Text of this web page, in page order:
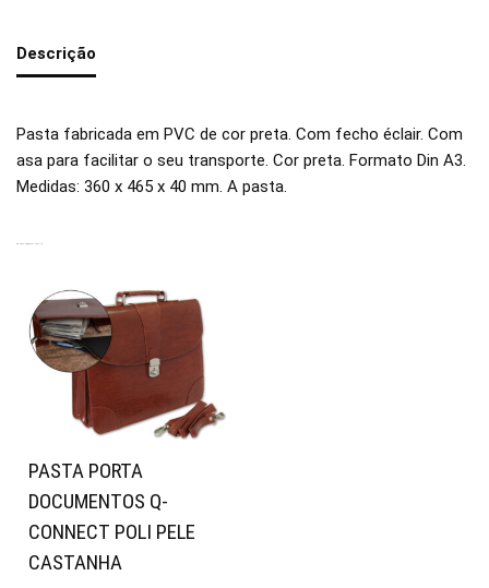
Descrição
Pasta fabricada em PVC de cor preta. Com fecho éclair. Com
asa para facilitar o seu transporte. Cor preta. Formato Din A3.
Medidas: 360 x 465 x 40 mm. A pasta.
PASTA PORTA
DOCUMENTOS Q-
CONNECT POLI PELE
CASTANHA